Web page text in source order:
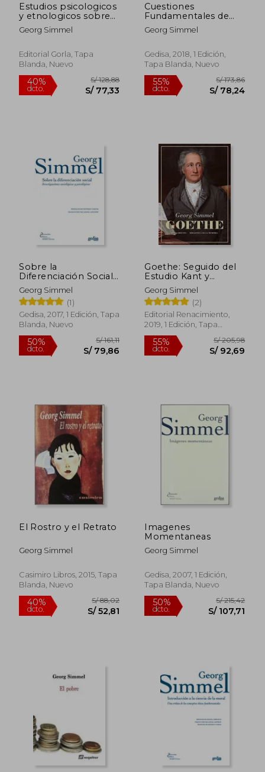
48%
dcto. S/ 69,23
55%
dcto. S/
Estudios psicologicos
y etnologicos sobre
musica
Georg Simmel
Editorial Gorla, Tapa
Blanda, Nuevo
Cuestiones
Fundamentales de
Sociologia
Georg Simmel
Gedisa, 2018, 1 Edición,
Tapa Blanda, Nuevo
Sobre la
Diferenciación Social
(Dimensión Clásica.
Teoría Social. )
Georg Simmel
(1)
Gedisa, 2017, 1 Edición, Tapa
Blanda, Nuevo
Goethe: Seguido del
Estudio Kant y
Goethe Para la
Historia de la
Concepción Moderna
del Mundo (Biblioteca
de la Memoria, Serie
Georg Simmel
(2)
Editorial Renacimiento,
2019, 1 Edición, Tapa
Blanda, Nuevo
El Rostro y el Retrato
Georg Simmel
Casimiro Libros, 2015, Tapa
Blanda, Nuevo
Imagenes
Momentaneas
Georg Simmel
Gedisa, 2007, 1 Edición,
Tapa Blanda, Nuevo